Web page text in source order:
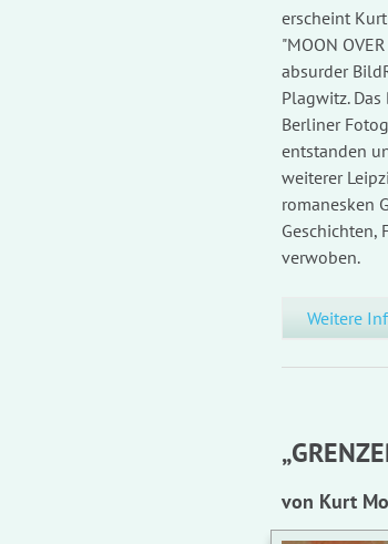
erscheint
"MOON
absurder
Plagwitz.
Berliner
entstanden
weiterer
romanesken
Geschichten,
verwoben.
Weitere
von Kurt